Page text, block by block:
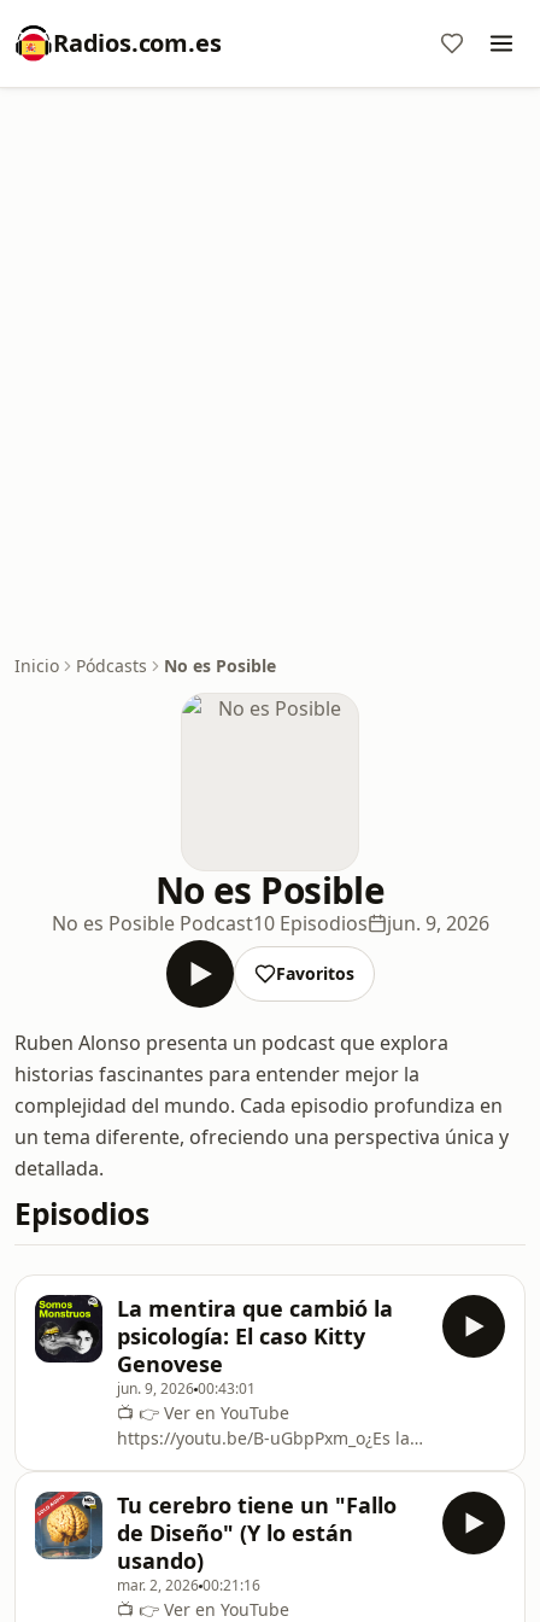
Radios.com.es
Inicio Pódcasts No es Posible
No es Posible
No es Posible Podcast10 Episodios jun. 9, 2026
Favoritos
Ruben Alonso presenta un podcast que explora
historias fascinantes para entender mejor la
complejidad del mundo. Cada episodio profundiza en
un tema diferente, ofreciendo una perspectiva única y
detallada.
Episodios
La mentira que cambió la
psicología: El caso Kitty
Genovese
jun. 9, 202600:43:01
📺 👉 ⁠⁠⁠⁠Ver en YouTube⁠⁠⁠
https://youtu.be/B-uGbpPxm_o¿Es la
mediática? En este documental
completo de 40 minutos, realizamos
una biopsia sistémica al caso de Kitty
Genovese y al nacimiento del Efecto
Espectador.A través de la lente de
Tu cerebro tiene un "Fallo
de Diseño" (Y lo están
usando)
mar. 2, 202600:21:16
📺 👉 ⁠⁠⁠⁠Ver en YouTube⁠⁠⁠